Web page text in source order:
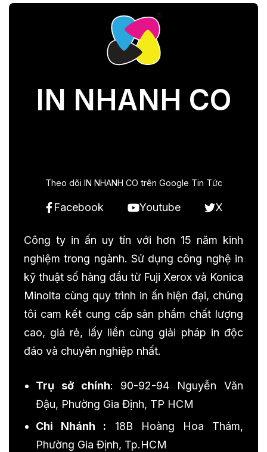
IN NHANH CO
Theo dõi IN NHANH CO trên Google Tin Tức
Facebook Youtube X
Công ty in ấn uy tín với hơn 15 năm kinh
nghiệm trong ngành. Sử dụng công nghệ in
kỹ thuật số hàng đầu từ Fuji Xerox và Konica
Minolta cùng quy trình in ấn hiện đại, chúng
tôi cam kết cung cấp sản phẩm chất lượng
cao, giá rẻ, lấy liền cùng giải pháp in độc
đáo và chuyên nghiệp nhất.
Trụ sở chính: 90-92-94 Nguyễn Văn
Đậu, Phường Gia Định, TP HCM
Chi Nhánh : 18B Hoàng Hoa Thám,
Phường Gia Định, Tp.HCM